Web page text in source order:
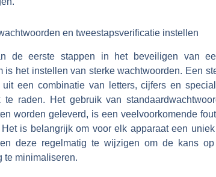
en tweestapsverificatie instellen
de eerste stappen in het beveiligen van
is het instellen van sterke wachtwoorden. Een
uit een combinatie van letters, cijfers en
te raden. Het gebruik van
worden geleverd, is een veelvoorkomende
Het is belangrijk om voor elk apparaat een
deze regelmatig te wijzigen om de kans op
te minimaliseren.